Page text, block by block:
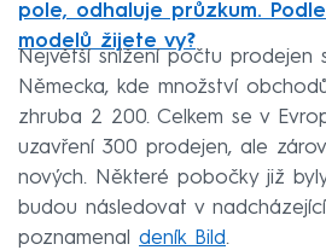
pole, odhaluje průzkum.
modelů žijete vy?
Největší snížení počtu prodejen
Německa, kde množství
zhruba 2 200. Celkem se v
uzavření 300 prodejen, ale
nových. Některé pobočky již
budou následovat v
poznamenal deník Bild.